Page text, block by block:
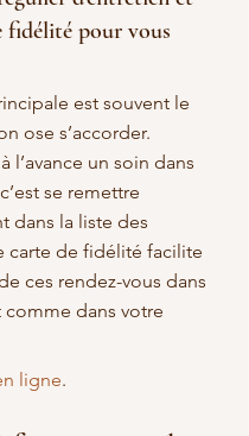
fidélité pour vous
est souvent le
ose s’accorder.
l’avance un soin dans
se remettre
dans la liste des
carte de fidélité facilite
ces rendez-vous dans
dans votre
ligne.